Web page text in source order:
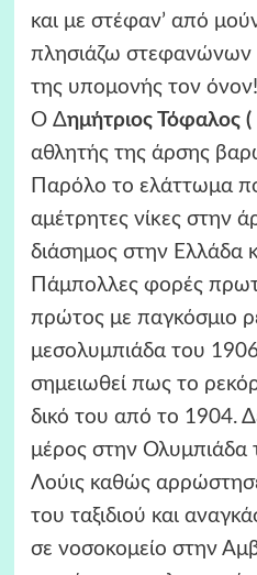
και με στέφαν’ από
πλησιάζω στεφανώνων
της υπομονής τον όνον!
O Δημήτριος Τόφαλος
αθλητής της άρσης
Παρόλο το ελάττωμα
αμέτρητες νίκες στην
διάσημος στην Ελλάδα
Πάμπολλες φορές
πρώτος με παγκόσμιο
μεσολυμπιάδα του
σημειωθεί πως το
δικό του από το 1904.
μέρος στην Ολυμπιάδα
Λούις καθώς
του ταξιδιού και
σε νοσοκομείο στην